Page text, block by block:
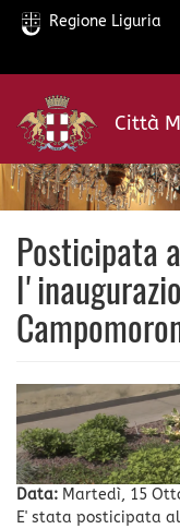
Salta
contenuto
principale
Regione Liguria
Città
Posticipata
Data: Martedì, 15
E' stata posticipata